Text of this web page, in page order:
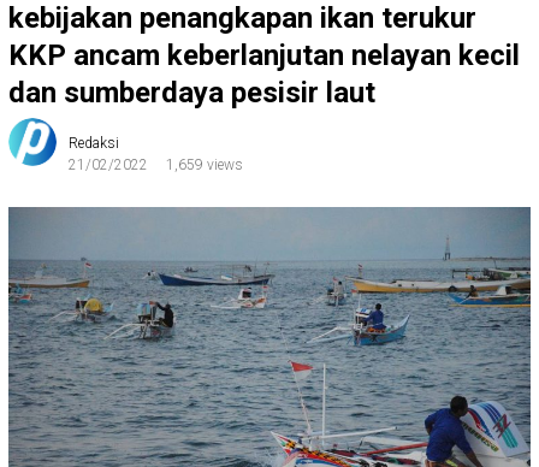
kebijakan penangkapan ikan terukur
KKP ancam keberlanjutan nelayan kecil
dan sumberdaya pesisir laut
Redaksi
21/02/2022
1,659 views